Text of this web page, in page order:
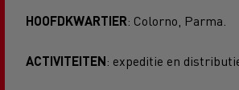
HOOFDKWARTIER: Colorno, Parma.
ACTIVITEITEN: expeditie en